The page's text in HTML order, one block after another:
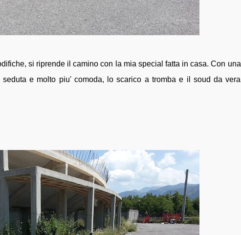
si riprende il camino con la mia special fatta in casa. Con una
e molto piu' comoda, lo scarico a tromba e il soud da vera